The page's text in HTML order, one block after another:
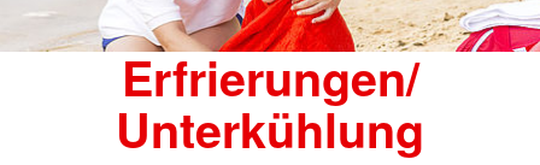
Erfrierungen/
Unterkühlung